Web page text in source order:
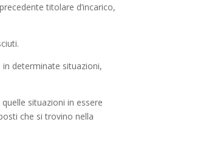
titolare d’incarico,
determinate situazioni,
situazioni in essere
che si trovino nella